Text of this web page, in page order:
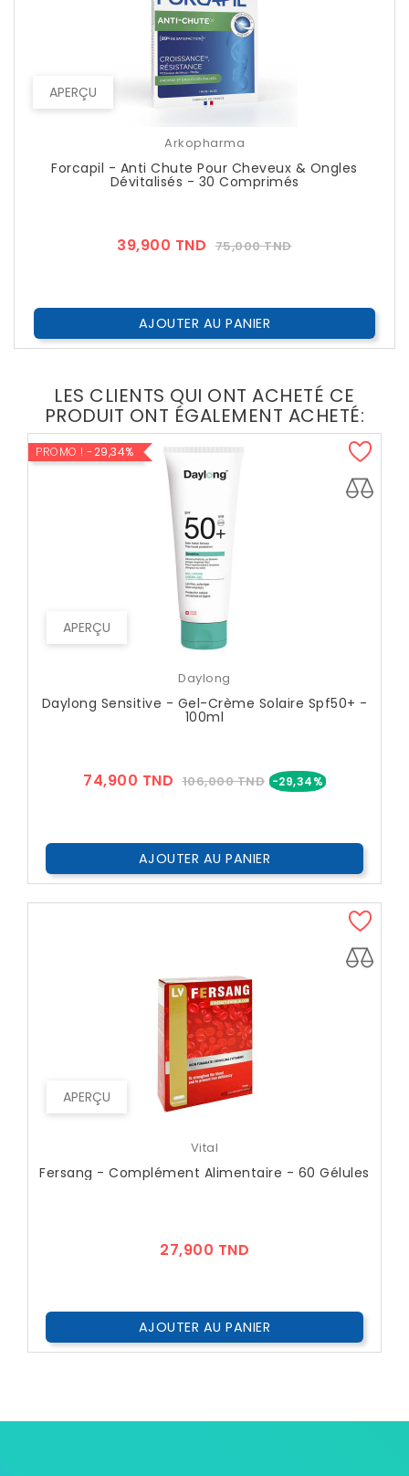
APERÇU
Arkopharma
Forcapil - Anti Chute Pour Cheveux & Ongles
Dévitalisés - 30 Comprimés
39,900 TND Prix
75,000 TNDPrix
AJOUTER AU PANIER
LES CLIENTS QUI ONT ACHETÉ CE
PRODUIT ONT ÉGALEMENT ACHETÉ:
APERÇU
PROMO ! -29,34%
Daylong
Daylong Sensitive - Gel-Crème Solaire Spf50+ -
100ml
74,900 TND Prix
106,000 TND -29,34%Prix
AJOUTER AU PANIER
APERÇU
Vital
Fersang - Complément Alimentaire - 60 Gélules
27,900 TND
AJOUTER AU PANIER